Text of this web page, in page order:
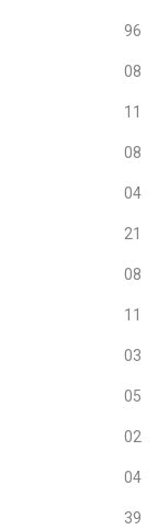
96
08
11
08
04
21
08
11
03
05
02
04
39